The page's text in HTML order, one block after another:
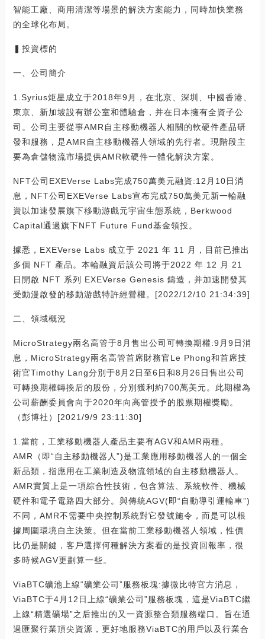
智能工廠、商用清潔等場景的解決方案能力，同時加快業務
的全球化布局。
▍投資標的
一、公司簡介
1.Syrius炬星成立于2018年9月，在北京、深圳、中國香港、
東京、新加坡設有辦公室和體驗倉，并在日本擁有全資子公
司。公司主要從事AMR自主移動機器人相關的軟硬件產品研
發和服務，是AMR自主移動機器人領域的先行者。現階段主
要為倉儲物流市場提供AMR軟硬件一體化解決方案。
NFT公司EXEVerse Labs完成750萬美元融資:12月10日消
息，NFT公司EXEVerse Labs宣布完成750萬美元新一輪融
資以加速發展旗下移動游戲元宇宙生態系統，Berkwood
Capital通過旗下NFT Future Fund基金領投。
據悉，EXEVerse Labs 成立于 2021 年 11 月，目前已推出
多個 NFT 產品。本輪融資后該公司將于2022 年 12 月 21
日開啟 NFT 系列 EXEVerse Genesis 鑄造，并加速開發其
受動漫啟發的移動游戲特許經營權。[2022/12/10 21:34:39]
二、領域概況
MicroStrategy兩名高管于8月售出公司可轉換期權:9月9日消
息，MicroStrategy兩名高管首席財務官Le Phong和首席技
術官Timothy Lang分別于8月2日至6日和8月26日售出公司
可轉換期權轉換后的股份，分別獲利約700萬美元。此期權為
公司薪酬委員會向于2020年向高管授予的股票期權獎勵。
（彭博社）[2021/9/9 23:11:30]
1.當前，工業移動機器人產品主要有AGV和AMR兩種。
AMR（即“自主移動機器人”)是工業應用移動機器人的一個全
新品類，指應用在工業制造及物流領域的自主移動機器人。
AMR實質上是一項綜合性技術，包含算法、系統軟件、機械
硬件和電子電路四大部分。與傳統AGV(即“自動導引運輸車”)
不同，AMR不需要中央控制系統對它發號施令，而是可以根
據周圍環境自主決策。但在當前工業移動機器人領域，性價
比仍是關鍵，客戶選擇何種解決方案看的是投資回報率，很
多時候AGV更劃算一些。
ViaBTC礦池上線“礦業公司”服務板塊:據微比特官方消息，
ViaBTC于4月12日上線“礦業公司”服務板塊，這是ViaBTC繼
上線“精選礦場”之后推出的又一資源整合類服務端口。旨在通
過匯聚行業頂尖資源，更好地服務ViaBTC的用戶以及行業合